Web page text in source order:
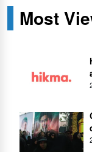
Most